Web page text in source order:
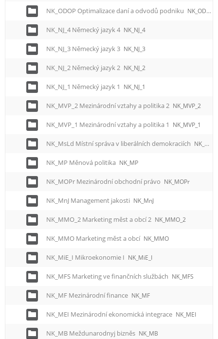
NK_ODOP Optimalizace daní a odvodů podniku NK_ODOP
NK_NJ_4 Německý jazyk 4 NK_NJ_4
NK_NJ_3 Německý jazyk 3 NK_NJ_3
NK_NJ_2 Německý jazyk 2 NK_NJ_2
NK_NJ_1 Německý jazyk 1 NK_NJ_1
NK_MVP_2 Mezinárodní vztahy a politika 2 NK_MVP_2
NK_MVP_1 Mezinárodní vztahy a politika 1 NK_MVP_1
NK_MsLd Místní správa v liberálních demokraciích NK_MsLd
NK_MP Měnová politika NK_MP
NK_MOPr Mezinárodní obchodní právo NK_MOPr
NK_MnJ Management jakosti NK_MnJ
NK_MMO_2 Marketing měst a obcí 2 NK_MMO_2
NK_MMO Marketing měst a obcí NK_MMO
NK_MiE_I Mikroekonomie I NK_MiE_I
NK_MFS Marketing ve finančních službách NK_MFS
NK_MF Mezinárodní finance NK_MF
NK_MEI Mezinárodní ekonomická integrace NK_MEI
NK_MB Meždunarodnyj bizněs NK_MB